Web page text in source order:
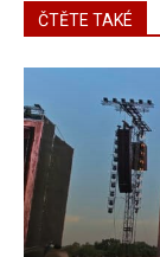
ČTĚTE TAKÉ